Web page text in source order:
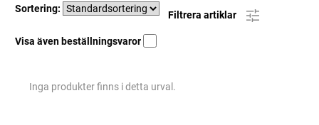
Sortering:
Filtrera artiklar
Visa även beställningsvaror
Inga produkter finns i detta urval.